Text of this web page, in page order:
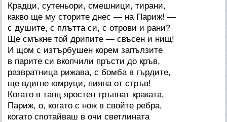
Крадци, сутеньори, смешници, тирани,
какво ще му сторите днес — на Париж! —
с душите, с плътта си, с отрови и рани?
Ще смъкне той дрипите — свъсен и нищ!
И щом с изтърбушен корем запълзите
в парите си вкопчили пръсти до кръв,
развратница рижава, с бомба в гърдите,
ще вдигне юмруци, пияна от стръв!
Когато в танц яростен тръпнат краката,
Париж, о, когато с нож в свойте ребра,
когато спотайваш в очи светлината